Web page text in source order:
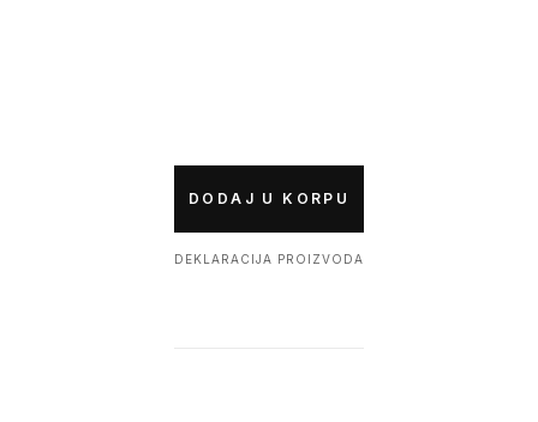
DODAJ U KORPU
DEKLARACIJA PROIZVODA